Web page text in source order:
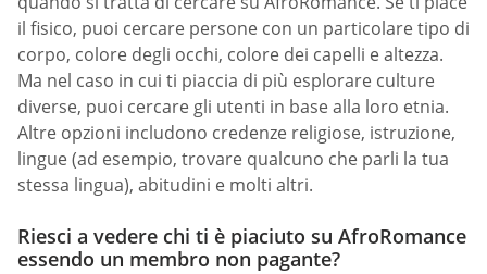
il fisico, puoi cercare persone con un particolare tipo di
corpo, colore degli occhi, colore dei capelli e altezza.
Ma nel caso in cui ti piaccia di più esplorare culture
diverse, puoi cercare gli utenti in base alla loro etnia.
Altre opzioni includono credenze religiose, istruzione,
lingue (ad esempio, trovare qualcuno che parli la tua
stessa lingua), abitudini e molti altri.
Riesci a vedere chi ti è piaciuto su AfroRomance
essendo un membro non pagante?